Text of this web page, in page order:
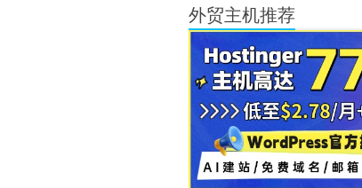
外贸主机推荐